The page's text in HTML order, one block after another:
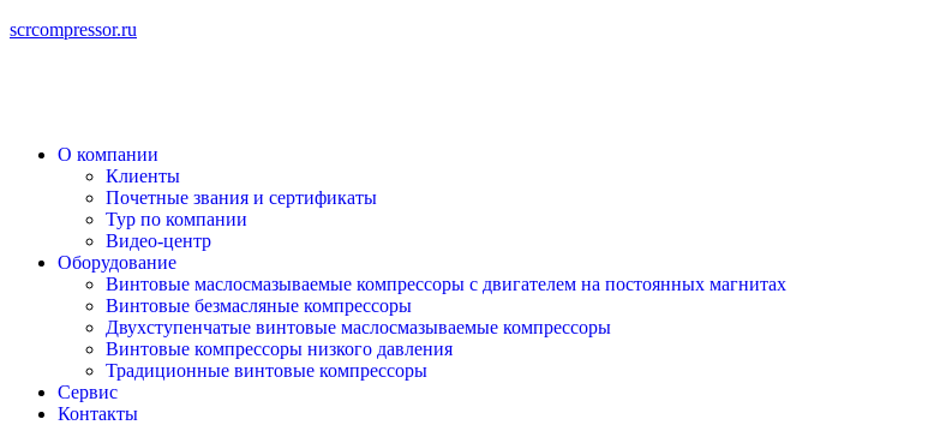
scrcompressor.ru
О компании
Клиенты
Почетные звания и сертификаты
Тур по компании
Видео-центр
Оборудование
Винтовые маслосмазываемые компрессоры с двигателем на постоянных магнитах
Винтовые безмасляные компрессоры
Двухступенчатые винтовые маслосмазываемые компрессоры
Винтовые компрессоры низкого давления
Традиционные винтовые компрессоры
Сервис
Контакты